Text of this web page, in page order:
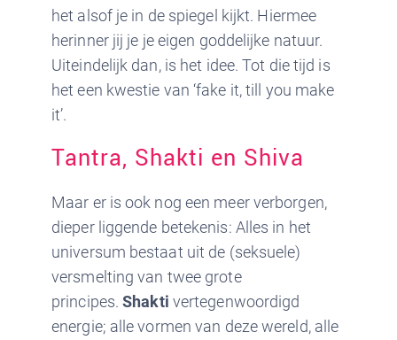
het alsof je in de spiegel kijkt. Hiermee
herinner jij je je eigen goddelijke natuur.
Uiteindelijk dan, is het idee. Tot die tijd is
het een kwestie van ‘fake it, till you make
it’.
Tantra, Shakti en Shiva
Maar er is ook nog een meer verborgen,
dieper liggende betekenis: Alles in het
universum bestaat uit de (seksuele)
versmelting van twee grote
principes.Shakti vertegenwoordigd
energie; alle vormen van deze wereld, alle